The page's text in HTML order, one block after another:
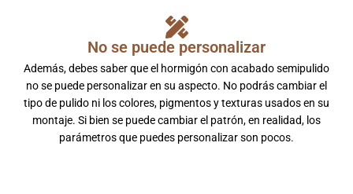
No se puede personalizar
Además, debes saber que el hormigón con acabado semipulido
no se puede personalizar en su aspecto. No podrás cambiar el
tipo de pulido ni los colores, pigmentos y texturas usados en su
montaje. Si bien se puede cambiar el patrón, en realidad, los
parámetros que puedes personalizar son pocos.